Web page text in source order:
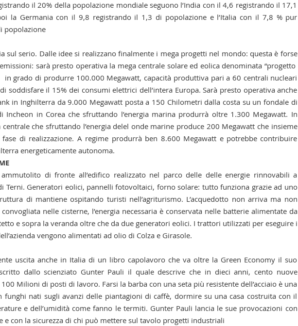
il 20% della popolazione mondiale seguono l’India con il 4,6 registrando il 17,1
la Germania con il 9,8 registrando il 1,3 di popolazione e l’Italia con il 7,8 % pur
popolazione
sul serio. Dalle idee si realizzano finalmente i mega progetti nel mondo: questa è forse
sarà presto operativa la mega centrale solare ed eolica denominata “progetto
in grado di produrre 100.000 Megawatt, capacità produttiva pari a 60 centrali nucleari
soddisfare il 15% dei consumi elettrici dell’intera Europa. Sarà presto operativa anche
in Inghilterra da 9.000 Megawatt posta a 150 Chilometri dalla costa su un fondale di
in Corea che sfruttando l’energia marina produrrà oltre 1.300 Megawatt. In
che sfruttando l’energia delel onde marine produce 200 Megawatt che insieme
di realizzazione. A regime produrrà ben 8.600 Megawatt e potrebbe contribuire
energeticamente autonoma.
di fronte all’edifico realizzato nel parco delle delle energie rinnovabili a
Terni. Generatori eolici, pannelli fotovoltaici, forno solare: tutto funziona grazie ad uno
di mantiene ospitando turisti nell’agriturismo. L’acquedotto non arriva ma non
nelle cisterne, l’energia necessaria è conservata nelle batterie alimentate da
e sopra la veranda oltre che da due generatori eolici. I trattori utilizzati per eseguire i
vengono alimentati ad olio di Colza e Girasole.
uscita anche in Italia di un libro capolavoro che va oltre la Green Economy il suo
dallo scienziato Gunter Pauli il quale descrive che in dieci anni, cento nuove
Milioni di posti di lavoro. Farsi la barba con una seta più resistente dell’acciaio è una
funghi nati sugli avanzi delle piantagioni di caffè, dormire su una casa costruita con il
e dell’umidità come fanno le termiti. Gunter Pauli lancia le sue provocazioni con
e con la sicurezza di chi può mettere sul tavolo progetti industriali